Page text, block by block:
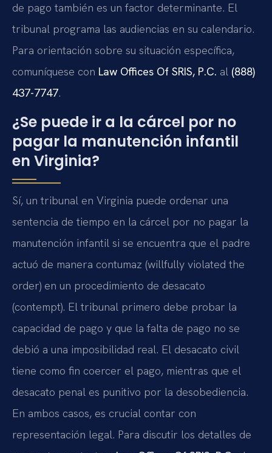
de pago también es un factor determinante. El
tribunal programa las audiencias en su calendario.
Para orientación sobre su situación específica,
comuníquese con Law Offices Of SRIS, P.C. al (888)
437-7747.
¿Se puede ir a la cárcel por no
pagar la manutención infantil
en Virginia?
Sí, un tribunal en Virginia puede ordenar una
sentencia de tiempo en la cárcel por no pagar la
manutención infantil si se encuentra que el padre
actuó de manera contumaz (willfully violated the
order) en un procedimiento de desacato
(contempt). El tribunal primero debe probar la
capacidad de pago y que la falta de pago no se
debió a una imposibilidad real. El desacato civil
tiene como fin coercer el pago, mientras que el
desacato penal es punitivo por la desobediencia.
En ambos casos, es crucial contar con
representación legal. Para discutir los detalles de